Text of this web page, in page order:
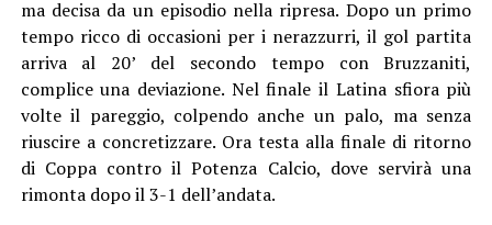
ma decisa da un episodio nella ripresa. Dopo un primo
tempo ricco di occasioni per i nerazzurri, il gol partita
arriva al 20’ del secondo tempo con Bruzzaniti,
complice una deviazione. Nel finale il Latina sfiora più
volte il pareggio, colpendo anche un palo, ma senza
riuscire a concretizzare. Ora testa alla finale di ritorno
di Coppa contro il Potenza Calcio, dove servirà una
rimonta dopo il 3-1 dell’andata.